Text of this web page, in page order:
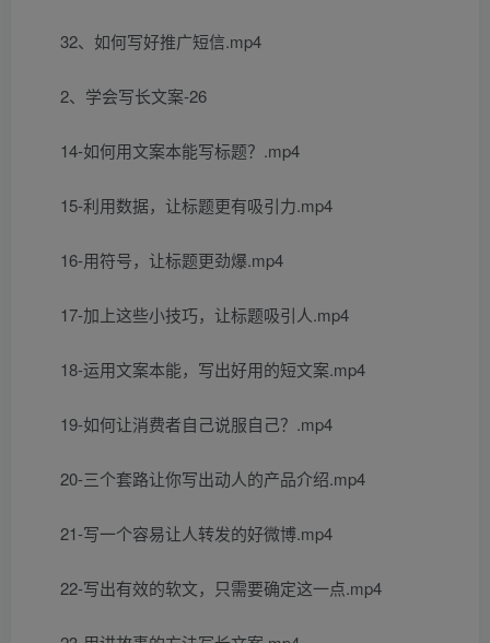
32、如何写好推广短信.mp4
2、学会写长文案-26
14-如何用文案本能写标题？.mp4
15-利用数据，让标题更有吸引力.mp4
16-用符号，让标题更劲爆.mp4
17-加上这些小技巧，让标题吸引人.mp4
18-运用文案本能，写出好用的短文案.mp4
19-如何让消费者自己说服自己？.mp4
20-三个套路让你写出动人的产品介绍.mp4
21-写一个容易让人转发的好微博.mp4
22-写出有效的软文，只需要确定这一点.mp4